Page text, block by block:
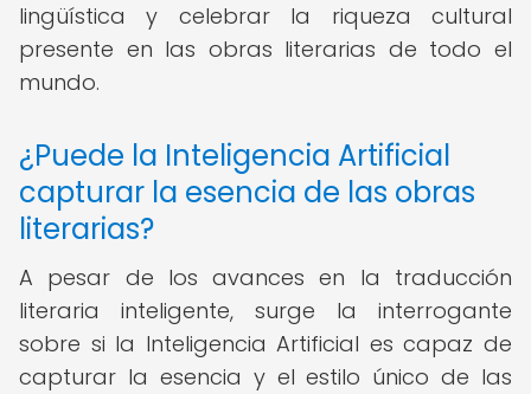
lingüística y celebrar la riqueza cultural
presente en las obras literarias de todo el
mundo.
¿Puede la Inteligencia Artificial
capturar la esencia de las obras
literarias?
A pesar de los avances en la traducción
literaria inteligente, surge la interrogante
sobre si la Inteligencia Artificial es capaz de
capturar la esencia y el estilo único de las